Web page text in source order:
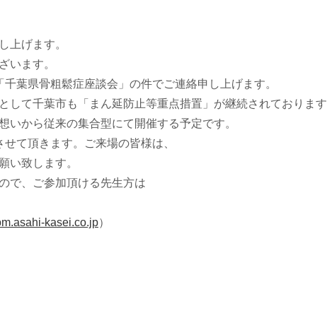
げます。
います。
千葉県骨粗鬆症座談会」の件でご連絡申し上げます。
して千葉市も「ま ん延防止等重点措置」が継続されております
いから従来の集合型にて開催する予定です。
せて頂きます。ご来場の皆様は、
い致します。
で、ご参加頂ける先生方は
kasei.co.jp）